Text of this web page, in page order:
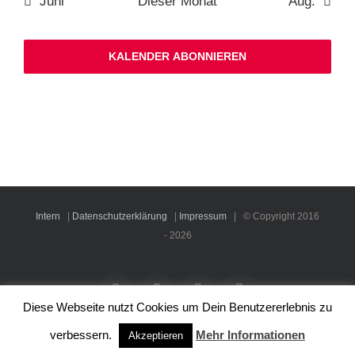
KALENDER ABONNIEREN
Intern Datenschutzerklärung Impressum | © Copyright 2016
- 2026
Diese Webseite nutzt Cookies um Dein Benutzererlebnis zu
verbessern. Akzeptieren Mehr Informationen